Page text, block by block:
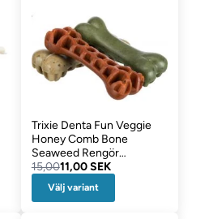
Trixie Denta Fun Veggie
Honey Comb Bone
Seaweed Rengör
Hundtänder
15,0011,00 SEK
Välj variant